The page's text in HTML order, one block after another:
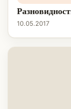
10.05.2017